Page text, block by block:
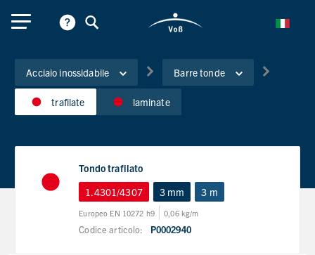
Acciaio inossidabile Barre tonde
trafilate laminate
Tondo trafilato
1.4301/4307
3 mm 3 m
Europeo EN 10272 h9 0,06 kg/m
Codice articolo: P0002940